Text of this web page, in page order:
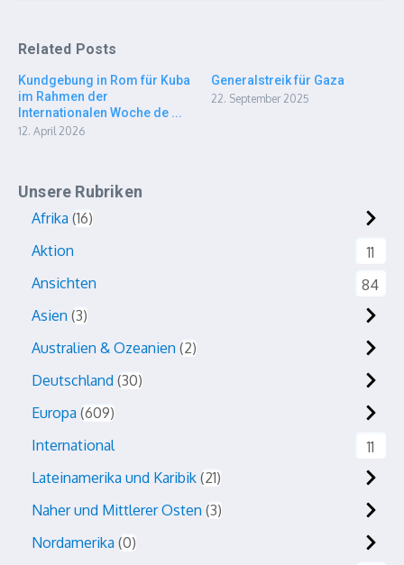
Related Posts
Kundgebung in Rom für Kuba
im Rahmen der
Internationalen Woche de ...
12. April 2026
Generalstreik für Gaza
22. September 2025
Unsere Rubriken
Afrika 16
Aktion
11
Ansichten
84
Asien 3
Australien & Ozeanien 2
Deutschland 30
Europa 609
International
11
Lateinamerika und Karibik 21
Naher und Mittlerer Osten 3
Nordamerika 0